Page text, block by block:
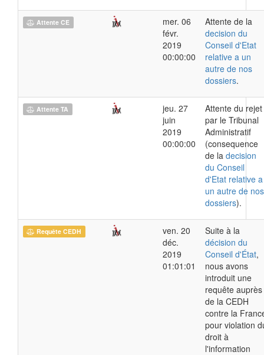
Attente CE
mer. 06
févr.
2019
00:00:00
Attente de la
decision du
Conseil d'Etat
relative a un
autre de nos
dossiers.
Attente TA
jeu. 27
juin
2019
00:00:00
Attente du rejet
par le Tribunal
Administratif
(consequence
de la decision
du Conseil
d'Etat relative a
un autre de nos
dossiers).
Requête CEDH
ven. 20
déc.
2019
01:01:01
Suite à la
décision du
Conseil d'État,
nous avons
introduit une
requête auprès
de la CEDH
contre la
pour violation
droit à
l'information